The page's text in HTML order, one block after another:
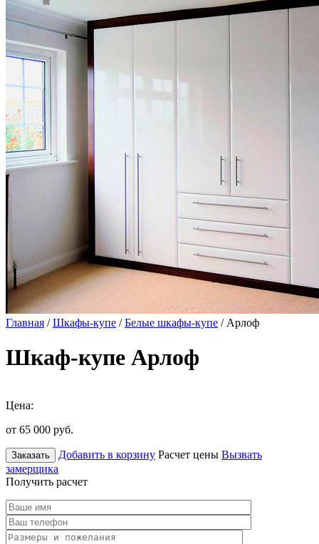
Главная /Шкафы-купе /Белые шкафы-купе / Арлоф
Шкаф-купе Арлоф
Цена:
от 65 000 руб.
Заказать Добавить в корзину Расчет цены Вызвать
замерщика
Получить расчет